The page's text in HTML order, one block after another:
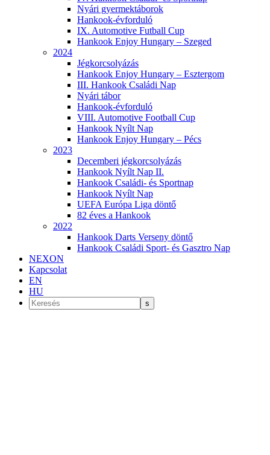
Nyári gyermektáborok
Hankook-évforduló
IX. Automotive Futball Cup
Hankook Enjoy Hungary – Szeged
2024
Jégkorcsolyázás
Hankook Enjoy Hungary – Esztergom
III. Hankook Családi Nap
Nyári tábor
Hankook-évforduló
VIII. Automotive Football Cup
Hankook Nyílt Nap
Hankook Enjoy Hungary – Pécs
2023
Decemberi jégkorcsolyázás
Hankook Nyílt Nap II.
Hankook Családi- és Sportnap
Hankook Nyílt Nap
UEFA Európa Liga döntő
82 éves a Hankook
2022
Hankook Darts Verseny döntő
Hankook Családi Sport- és Gasztro Nap
NEXON
Kapcsolat
EN
HU